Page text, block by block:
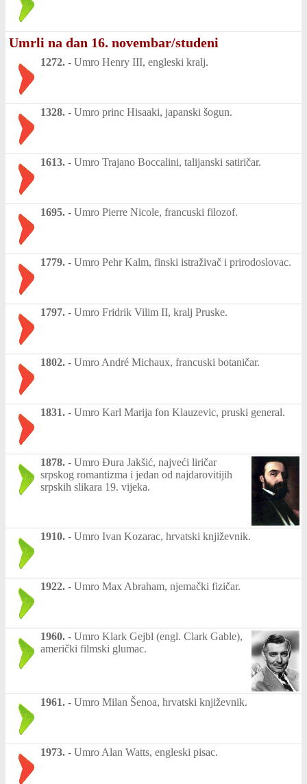
Umrli na dan 16. novembar/studeni
1272. - Umro Henry III, engleski kralj.
1328. - Umro princ Hisaaki, japanski šogun.
1613. - Umro Trajano Boccalini, talijanski satiričar.
1695. - Umro Pierre Nicole, francuski filozof.
1779. - Umro Pehr Kalm, finski istraživač i prirodoslovac.
1797. - Umro Fridrik Vilim II, kralj Pruske.
1802. - Umro André Michaux, francuski botaničar.
1831. - Umro Karl Marija fon Klauzevic, pruski general.
1878. - Umro Đura Jakšić, najveći liričar
srpskog romantizma i jedan od najdarovitijih
srpskih slikara 19. vijeka.
1910. - Umro Ivan Kozarac, hrvatski književnik.
1922. - Umro Max Abraham, njemački fizičar.
1960. - Umro Klark Gejbl (engl. Clark Gable),
američki filmski glumac.
1961. - Umro Milan Šenoa, hrvatski književnik.
1973. - Umro Alan Watts, engleski pisac.